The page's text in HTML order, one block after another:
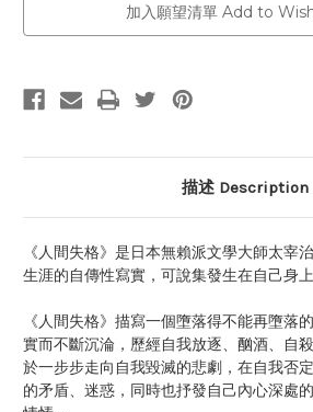
加入願望清單 Add to
描述 Description
《人間失格》是日本無賴派文學大師太宰
生涯的自傳性寫實，可說集發生在自己身上
《人間失格》描寫一個墮落得不能再墮落
實而不斷沉淪，歷經自我放逐、酗酒、自
於一步步走向自我毀滅的悲劇，在自我否
的矛盾、迷惑，同時也抒發自己內心深處